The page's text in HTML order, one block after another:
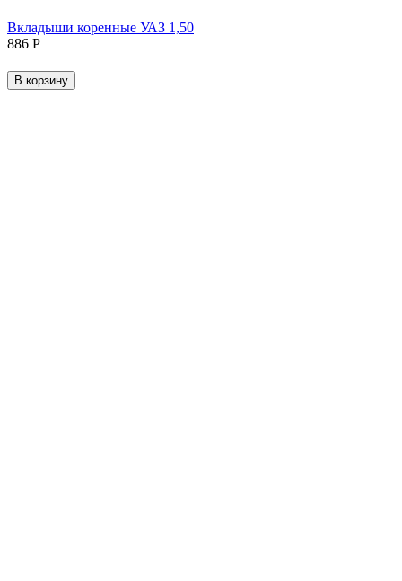
Вкладыши коренные УАЗ 1,50
‍886‍ Р
В корзину